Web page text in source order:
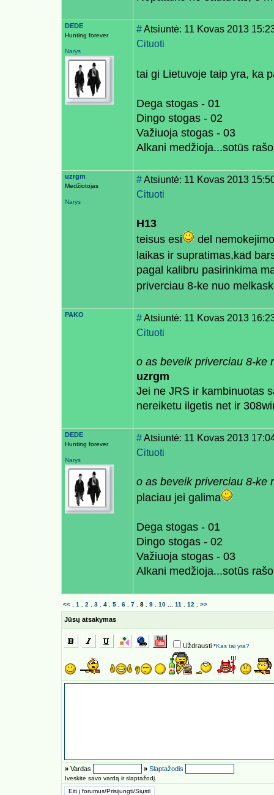
DEDE
Hunting forever
Narys
#Atsiuntė: 11 Kovas 2013
Cituoti
tai gi Lietuvoje taip yra, ka
Dega stogas - 01
Dingo stogas - 02
Važiuoja stogas - 03
Alkani medžioja...sotūs
uzrgm
Medžiotojas
Narys
#Atsiuntė: 11 Kovas 2013
Cituoti
H13
teisus esi
del
laikas ir supratimas,kad
pagal kalibru pasirinkima
priverciau 8-ke nuo
PAKO #Atsiuntė: 11 Kovas 2013
Cituoti
o as beveik priverciau 8-ke
uzrgm
Jei ne JRS ir kambinuotas
nereiketu ilgetis net ir
DEDE
Hunting forever
Narys
#Atsiuntė: 11 Kovas 2013
Cituoti
o as beveik priverciau 8-ke
placiau jei galima
Dega stogas - 01
Dingo stogas - 02
Važiuoja stogas - 03
Alkani medžioja...sotūs
<< 1 2 3 4 5 6 7 8 9 10 11 12 >>
Jūsų atsakymas
Uždrausti *Kas tai yra?
» Vardas » Slaptažodis
Iveskite savo vardą ir slaptažodį.